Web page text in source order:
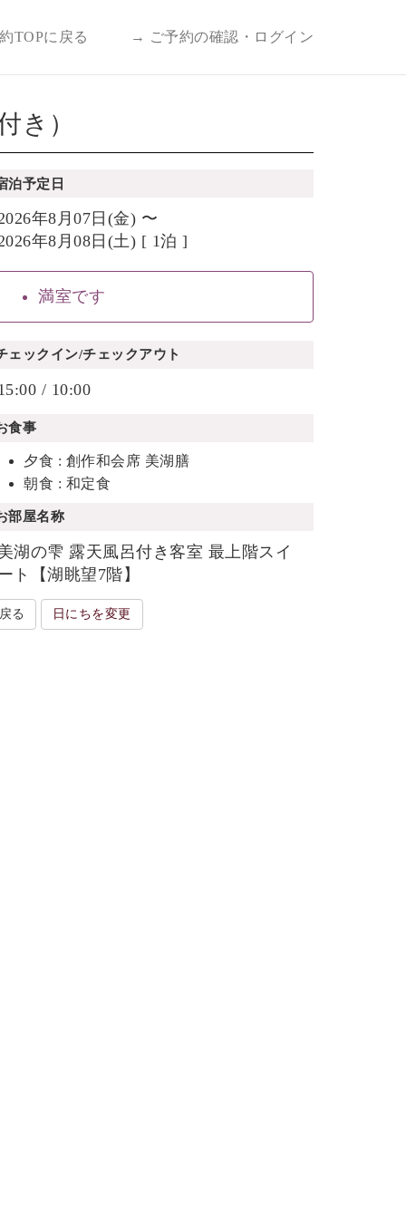
TOPに戻る → ご予約の確認・ログイン
き）
泊予定日
年8月07日(金) 〜
年8月08日(土) [ 1泊 ]
満室です
ェックイン/チェックアウト
/ 10:00
食事
夕食 : 創作和会席 美湖膳
朝食 : 和定食
部屋名称
湖の雫 露天風呂付き客室 最上階スイ
ト【湖眺望7階】
戻る 日にちを変更